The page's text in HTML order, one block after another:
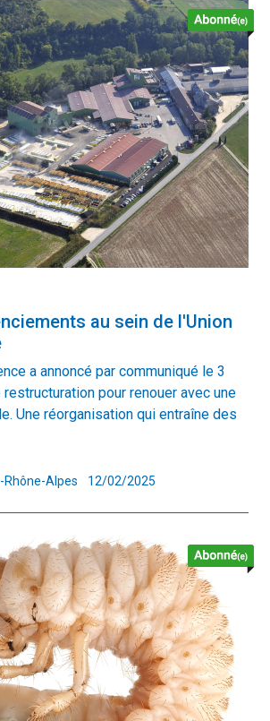
au sein de l'Union
a annoncé par communiqué le 3
pour renouer avec une
Une réorganisation qui entraîne des
Rhône-Alpes 12/02/2025